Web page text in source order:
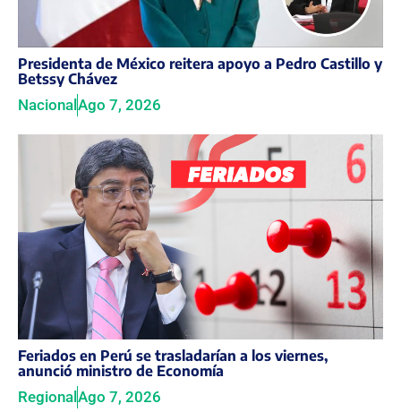
Presidenta de México reitera apoyo a Pedro Castillo y
Betssy Chávez
NacionalAgo 7, 2026
Feriados en Perú se trasladarían a los viernes,
anunció ministro de Economía
Regional Ago 7, 2026